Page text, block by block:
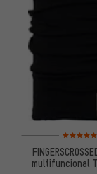
multifuncional